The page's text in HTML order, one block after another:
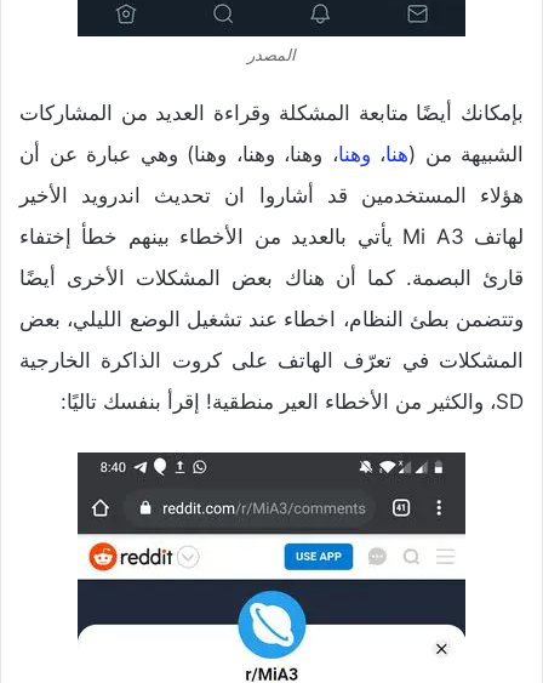
المصدر
بإمكانك أيضًا متابعة المشكلة وقراءة العديد من المشاركات
الشبيهة من (هنا، وهنا، وهنا، وهنا، وهنا) وهي عبارة عن أن
هؤلاء المستخدمين قد أشاروا ان تحديث اندرويد الأخير
لهاتف Mi A3 يأتي بالعديد من الأخطاء بينهم خطأ إختفاء
قارئ البصمة. كما أن هناك بعض المشكلات الأخرى أيضًا
وتتضمن بطئ النظام، اخطاء عند تشغيل الوضع الليلي، بعض
المشكلات في تعرّف الهاتف على كروت الذاكرة الخارجية
SD، والكثير من الأخطاء العير منطقية! إقرأ بنفسك تاليًا: